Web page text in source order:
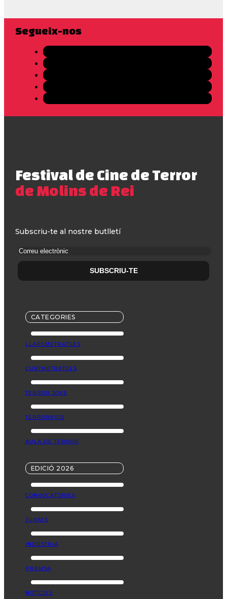
Segueix-nos
Festival de Cine de Terror
de Molins de Rei
Subscriu-te al nostre butlletí
CATEGORIES
LLARGMETRATGES
CURTMETRATGES
TERROR JOVE
TERRORKIDS
AULA DE TERROR
EDICIÓ 2026
CONVOCATÒRIES
JURATS
INDÚSTRIA
PREMSA
NOTÍCIES